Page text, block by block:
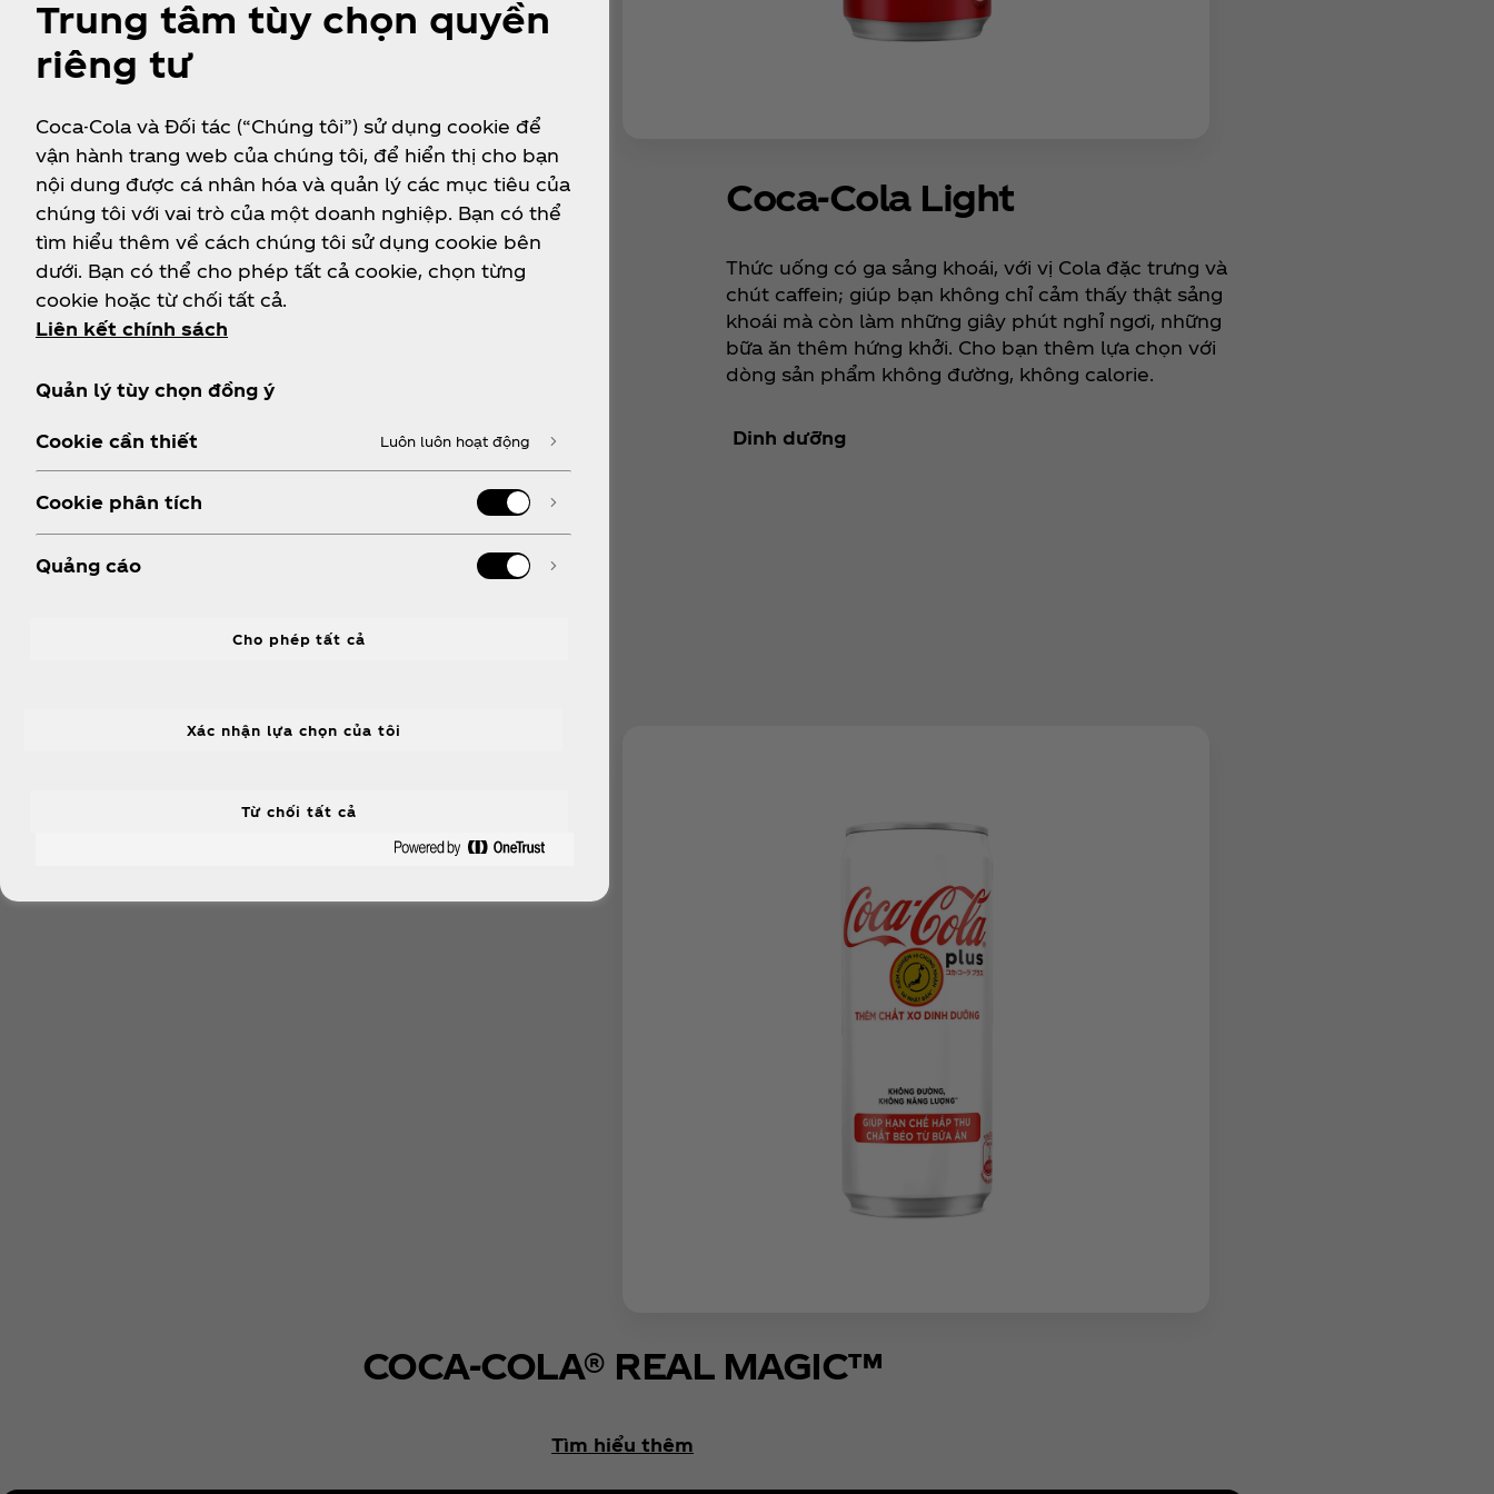
Coca‑Cola Light
Thức uống có ga sảng khoái, với vị Cola đặc trưng và
chút caffein; giúp bạn không chỉ cảm thấy thật sảng
khoái mà còn làm những giây phút nghỉ ngơi, những
bữa ăn thêm hứng khởi. Cho bạn thêm lựa chọn với
dòng sản phẩm không đường, không calorie.
Dinh dưỡng
COCA-COLA® REAL MAGIC™
Tìm hiểu thêm
Trung tâm tùy chọn quyền
riêng tư
Coca-Cola và Đối tác (“Chúng tôi”) sử dụng cookie để
vận hành trang web của chúng tôi, để hiển thị cho bạn
nội dung được cá nhân hóa và quản lý các mục tiêu của
chúng tôi với vai trò của một doanh nghiệp. Bạn có thể
tìm hiểu thêm về cách chúng tôi sử dụng cookie bên
dưới. Bạn có thể cho phép tất cả cookie, chọn từng
cookie hoặc từ chối tất cả.
Liên kết chính sách
Quản lý tùy chọn đồng ý
Cookie cần thiết Luôn luôn hoạt động
Cookie phân tích
Quảng cáo
Cho phép tất cả
Từ chối tất cả
Xác nhận lựa chọn của tôi